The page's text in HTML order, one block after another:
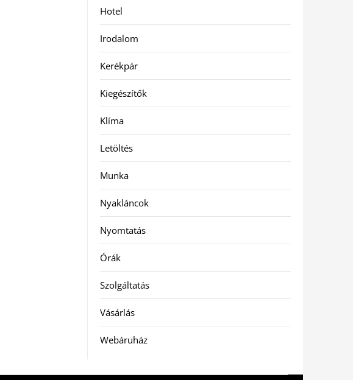
Hotel
Irodalom
Kerékpár
Kiegészítők
Klíma
Letöltés
Munka
Nyakláncok
Nyomtatás
Órák
Szolgáltatás
Vásárlás
Webáruház